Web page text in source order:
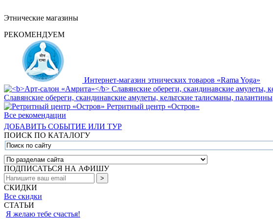
Этнические магазины
РЕКОМЕНДУЕМ
Интернет-магазин этнических товаров «Rama Yoga»
Славянские обереги, скандинавские амулеты, кельтские талисманы, палантины
Ретритный центр «Остров»
Все рекомендации
ДОБАВИТЬ СОБЫТИЕ ИЛИ ТУР
ПОИСК ПО КАТАЛОГУ
ПОДПИСАТЬСЯ НА АФИШУ
СКИДКИ
Все скидки
СТАТЬИ
Я желаю тебе счастья!